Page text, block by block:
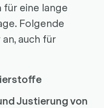
für eine lange
Folgende
auch für
Justierung von